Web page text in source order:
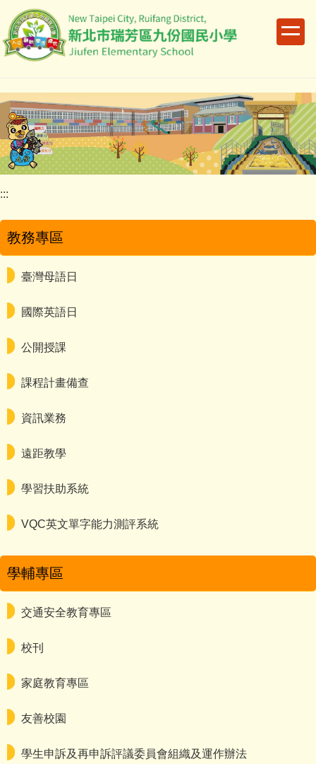
到
主
容
區
:::
教務專區
臺灣母語日
國際英語日
公開授課
課程計畫備查
資訊業務
遠距教學
學習扶助系統
VQC英文單字能力測評系統
學輔專區
交通安全教育專區
校刊
家庭教育專區
友善校園
學生申訴及再申訴評議委員會組織及運作辦法